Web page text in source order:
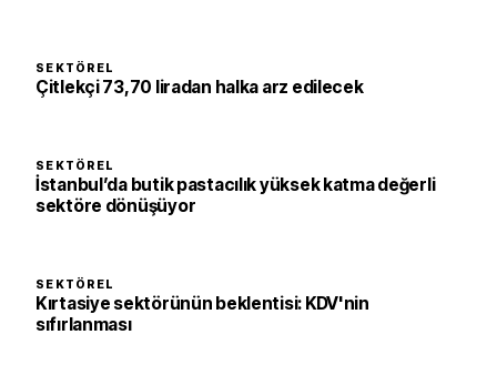
SEKTÖREL
Çitlekçi 73,70 liradan halka arz edilecek
SEKTÖREL
İstanbul’da butik pastacılık yüksek katma değerli
sektöre dönüşüyor
SEKTÖREL
Kırtasiye sektörünün beklentisi: KDV'nin
sıfırlanması